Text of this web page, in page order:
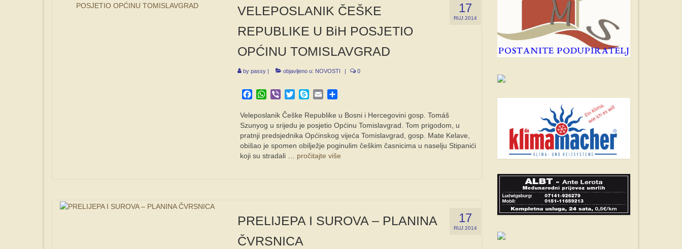
17
RUJ 2014
VELEPOSLANIK ČEŠKE
REPUBLIKE U BiH POSJETIO
OPĆINU TOMISLAVGRAD
by passy| objavljeno u: NOVOSTI 0
Facebook
WhatsApp
Viber TwitterSkypeEmail
Veleposlanik Češke Republike u Bosni i Hercegovini gosp. Tomáš
Szunyog u srijedu je posjetio Općinu Tomislavgrad. Tom prigodom, u
pratnji predsjednika Općinskog vijeća Tomislavgrad, gosp. Mate Kelave,
obišao je spomen obilježje poginulim češkim časnicima u naselju Stipanići
koji su stradali … pročitajte više
17
RUJ 2014
PRELIJEPA I SUROVA – PLANINA
ČVRSNICA